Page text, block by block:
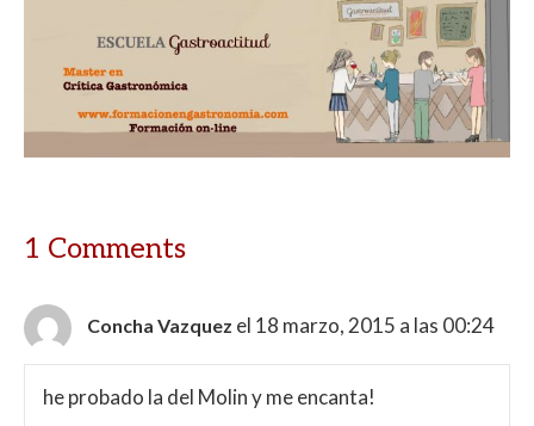
1 Comments
Concha Vazquez el 18 marzo, 2015 a las 00:24
he probado la del Molin y me encanta!